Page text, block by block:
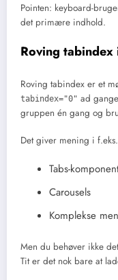
Pointen: keyboard-
det primære indhold.
Roving tabindex
Roving tabindex er et
tabindex="0" ad
gruppen én gang og
Det giver mening i
Tabs-
Carousels
Komplekse
Men du behøver ikke
Tit er det nok bare at